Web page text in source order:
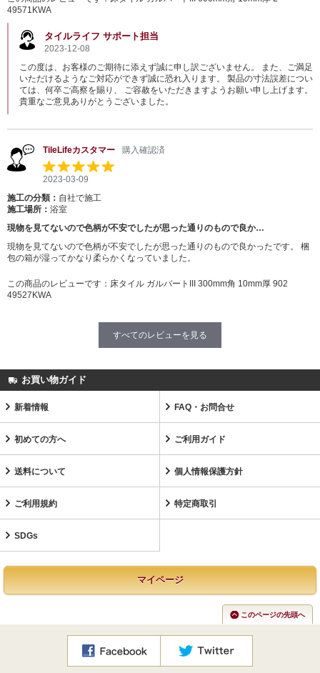
49571KWA
タイルライフ サポート担当
2023-12-08
この度は、お客様のご期待に添えず誠に申し訳ございません。 また、ご満足
いただけるようなご対応ができず誠に恐れ入ります。 製品の寸法誤差につい
ては、何卒ご高察を賜り、 ご容赦をいただきますようお願い申し上げます。
貴重なご意見ありがとうございました。
TileLifeカスタマー 購入確認済
2023-03-09
施工の分類： 自社で施工
施工場所： 浴室
現物を見てないので色柄が不安でしたが思った通りのもので良か…
現物を見てないので色柄が不安でしたが思った通りのもので良かったです。 梱
包の箱が湿ってかなり柔らかくなっていました。
この商品のレビューです： 床タイル ガルバートIII 300mm角 10mm厚 902
49527KWA
すべてのレビューを見る
お買い物ガイド
新着情報 FAQ・お問合せ
初めての方へ ご利用ガイド
送料について 個人情報保護方針
ご利用規約 特定商取引
SDGs
マイページ
このページの先頭へ